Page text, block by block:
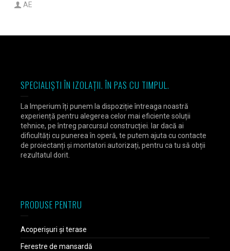
AE
SPECIALIȘTI ÎN IZOLAȚII. ÎN PAS CU TIMPUL.
La Imperium îți punem la dispoziție întreaga noastră
experiență pentru alegerea celor mai eficiente soluții
tehnice, pe întreg parcursul construcției. Iar dacă ai
dificultăți cu punerea în operă, te putem ajuta cu contacte
de proiectanți și montatori autorizați, pentru ca tu să obții
rezultatul dorit.
PRODUSE PENTRU
Acoperișuri și terase
Ferestre de mansardă